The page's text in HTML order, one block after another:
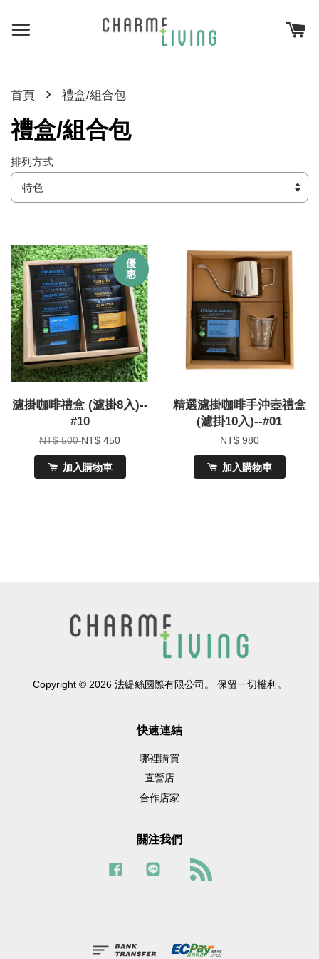
首頁 › 禮盒/組合包
禮盒/組合包
排列方式
優
惠
濾掛咖啡禮盒 (濾掛8入)--
#10
NT$ 500NT$ 450
加入購物車
精選濾掛咖啡手沖壺禮盒
(濾掛10入)--#01
NT$ 980
加入購物車
Copyright © 2026 法緹絲國際有限公司。 保留一切權利。
快速連結
哪裡購買
直營店
合作店家
關注我們
Facebook